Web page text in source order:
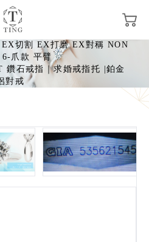
切割 EX打磨 EX對稱 NON
爪款 平臂
鑽石戒指｜求婚戒指托 |鉑金
對戒